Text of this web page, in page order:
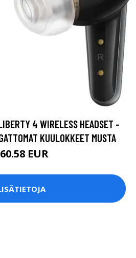
4 WIRELESS HEADSET -
KUULOKKEET MUSTA
EUR